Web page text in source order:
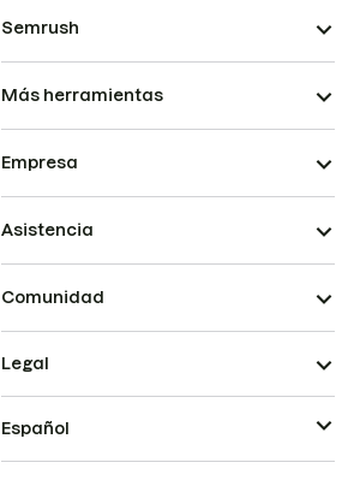
Semrush
Más herramientas
Empresa
Asistencia
Comunidad
Legal
Español